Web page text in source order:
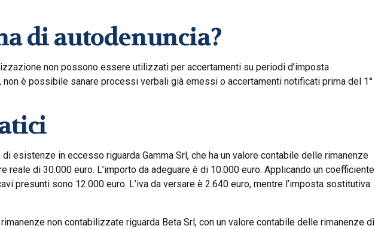
di autodenuncia?
non possono essere utilizzati per accertamenti su periodi d’imposta
non è possibile sanare processi verbali già emessi o accertamenti notificati prima del 1°
esistenze in eccesso riguarda Gamma Srl, che ha un valore contabile delle rimanenze
reale di 30.000 euro. L’importo da adeguare è di 10.000 euro. Applicando un coefficiente
presunti sono 12.000 euro. L’iva da versare è 2.640 euro, mentre l’imposta sostitutiva
non contabilizzate riguarda Beta Srl, con un valore contabile delle rimanenze di